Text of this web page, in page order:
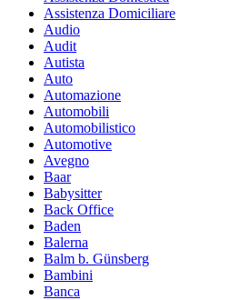
Assistenza Domiciliare
Audio
Audit
Autista
Auto
Automazione
Automobili
Automobilistico
Automotive
Avegno
Baar
Babysitter
Back Office
Baden
Balerna
Balm b. Günsberg
Bambini
Banca